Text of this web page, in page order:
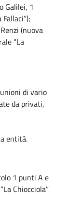
Galilei, 1
(nuova
“La
di vario
da privati,
entità.
1 punti A e
Chiocciola”